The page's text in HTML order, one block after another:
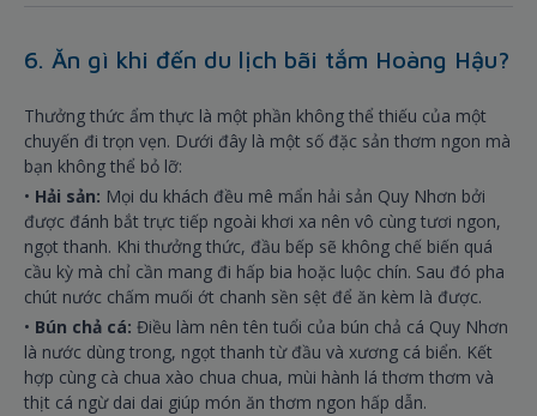
6. Ăn gì khi đến du lịch bãi tắm Hoàng Hậu?
Thưởng thức ẩm thực là một phần không thể thiếu của một
chuyến đi trọn vẹn. Dưới đây là một số đặc sản thơm ngon mà
bạn không thể bỏ lỡ:
• Hải sản: Mọi du khách đều mê mẩn hải sản Quy Nhơn bởi
được đánh bắt trực tiếp ngoài khơi xa nên vô cùng tươi ngon,
ngọt thanh. Khi thưởng thức, đầu bếp sẽ không chế biến quá
cầu kỳ mà chỉ cần mang đi hấp bia hoặc luộc chín. Sau đó pha
chút nước chấm muối ớt chanh sền sệt để ăn kèm là được.
• Bún chả cá: Điều làm nên tên tuổi của bún chả cá Quy Nhơn
là nước dùng trong, ngọt thanh từ đầu và xương cá biển. Kết
hợp cùng cà chua xào chua chua, mùi hành lá thơm thơm và
thịt cá ngừ dai dai giúp món ăn thơm ngon hấp dẫn.